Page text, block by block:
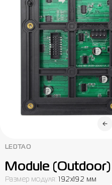
LEDTAO
Module
Размер модуля:
192x192 мм